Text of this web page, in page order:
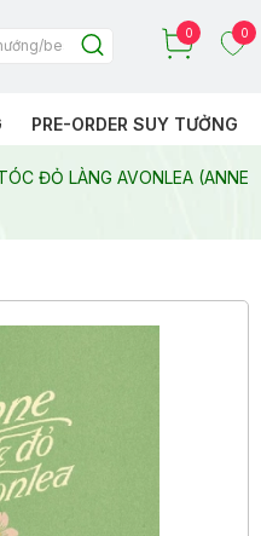
0 0
PRE-ORDER SUY TƯỞNG
ĐỎ LÀNG AVONLEA (ANNE